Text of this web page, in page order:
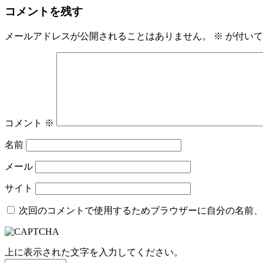
コメントを残す
メールアドレスが公開されることはありません。 ※ が付い
コメント ※
名前
メール
サイト
次回のコメントで使用するためブラウザーに自分の名前
上に表示された文字を入力してください。